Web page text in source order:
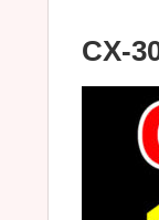
CX-